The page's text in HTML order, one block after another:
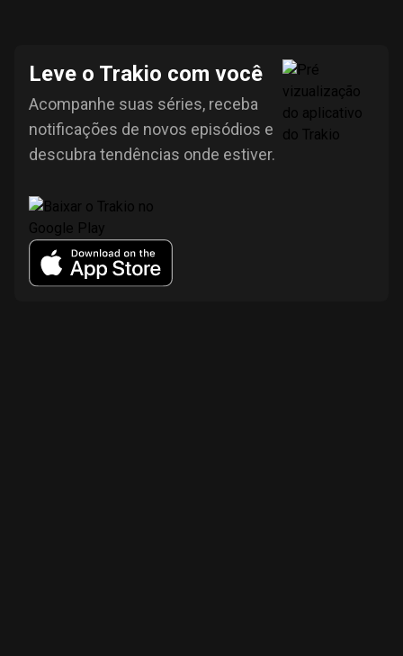
Leve o Trakio com você
Acompanhe suas séries, receba
notificações de novos episódios e
descubra tendências onde estiver.